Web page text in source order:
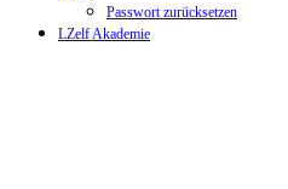
Passwort zurücksetzen
LZelf Akademie